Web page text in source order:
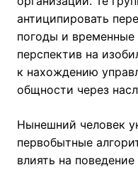
антиципировать
погоды и
перспектив на
к нахождению
общности через
Нынешний человек
первобытные
влиять на